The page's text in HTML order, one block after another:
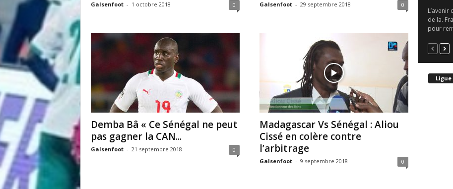
Galsenfoot - 1 octobre 2018 0 Galsenfoot - 29 septembre 2018 0
Demba Bâ « Ce Sénégal ne peut
pas gagner la CAN...
Galsenfoot - 21 septembre 2018 0
Madagascar Vs Sénégal : Aliou
Cissé en colère contre
l’arbitrage
Galsenfoot - 9 septembre 2018 0
de la.
pour
Ligue